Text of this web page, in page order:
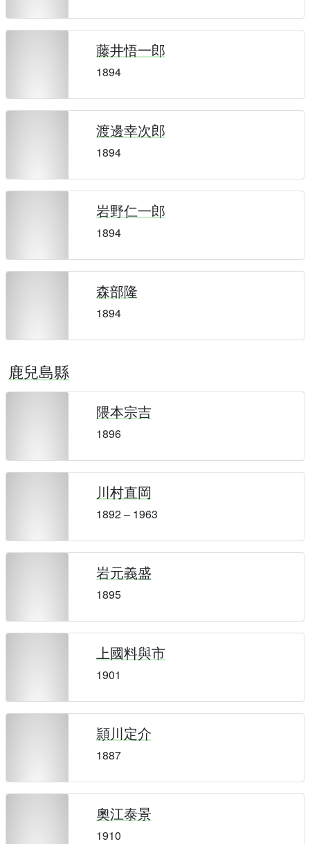
藤井悟一郎
1894
渡邊幸次郎
1894
岩野仁一郎
1894
森部隆
1894
鹿兒島縣
隈本宗吉
1896
川村直岡
1892 – 1963
岩元義盛
1895
上國料與市
1901
頴川定介
1887
奧江泰景
1910